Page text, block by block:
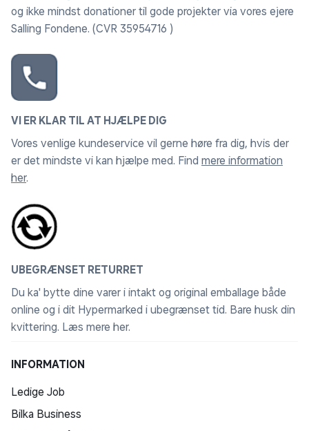
og ikke mindst donationer til gode projekter via vores ejere
Salling Fondene. (CVR 35954716 )
VI ER KLAR TIL AT HJÆLPE DIG
Vores venlige kundeservice vil gerne høre fra dig, hvis der
er det mindste vi kan hjælpe med. Find mere information
her.
UBEGRÆNSET RETURRET
Du ka' bytte dine varer i intakt og original emballage både
online og i dit Hypermarked i ubegrænset tid. Bare husk din
kvittering. Læs mere her.
INFORMATION
Ledige Job
Bilka Business